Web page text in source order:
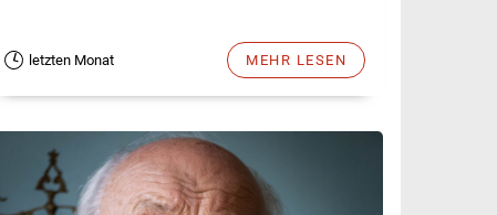
letzten Monat MEHR LESEN